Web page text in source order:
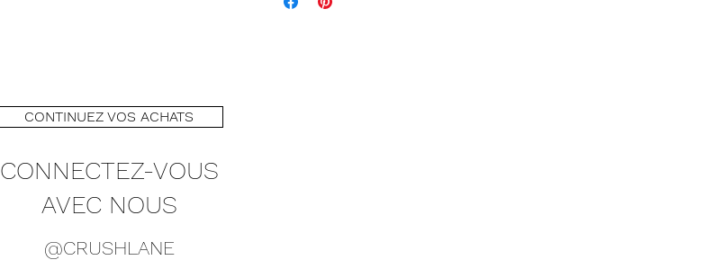
CONTINUEZ VOS ACHATS
CONNECTEZ-VOUS
AVEC NOUS
@CRUSHLANE